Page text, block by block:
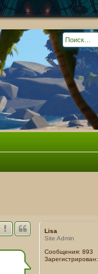
Lisa
Site Admin
Сообщения: 893
Зарегистрирован: